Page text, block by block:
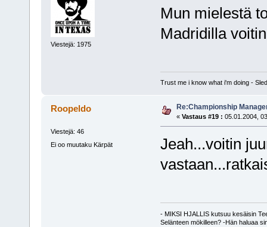
Viestejä: 1975
Mun mielestä
Madridilla
Trust me i know what i'm doing -
Roopeldo
Viestejä: 46
Ei oo muutaku Kärpät
Re:Championship
« Vastaus #19 : 05.01.2004,
Jeah...voitin
- MIKSI HJALLIS kutsuu kesäisin
Selänteen mökilleen? -Hän haluaa